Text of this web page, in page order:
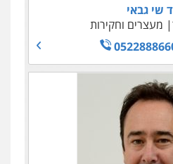
אמיר נבון
עורכי דין לענייני אסירים
שי גבאי
מעצרים וחקירות
נתן
פשיעה חמורה נוער
איצקוביץ'
חמורה צווארון לבן